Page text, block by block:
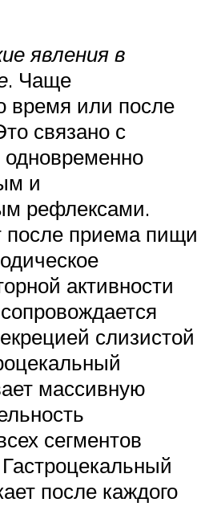
явления в
. Чаще
время или после
связано с
и
рефлексами.
после приема пищи
активности
слизистой
массивную
сегментов
после каждого